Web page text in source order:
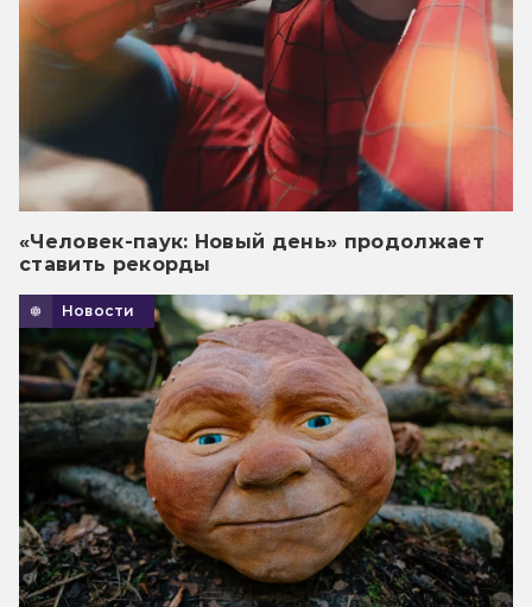
«Человек-паук: Новый день» продолжает
ставить рекорды
Новости